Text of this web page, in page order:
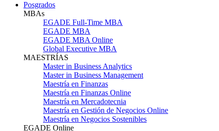
Posgrados
MBAs
EGADE Full-Time MBA
EGADE MBA
EGADE MBA Online
Global Executive MBA
MAESTRÍAS
Master in Business Analytics
Master in Business Management
Maestría en Finanzas
Maestría en Finanzas Online
Maestría en Mercadotecnia
Maestría en Gestión de Negocios Online
Maestría en Negocios Sostenibles
EGADE Online